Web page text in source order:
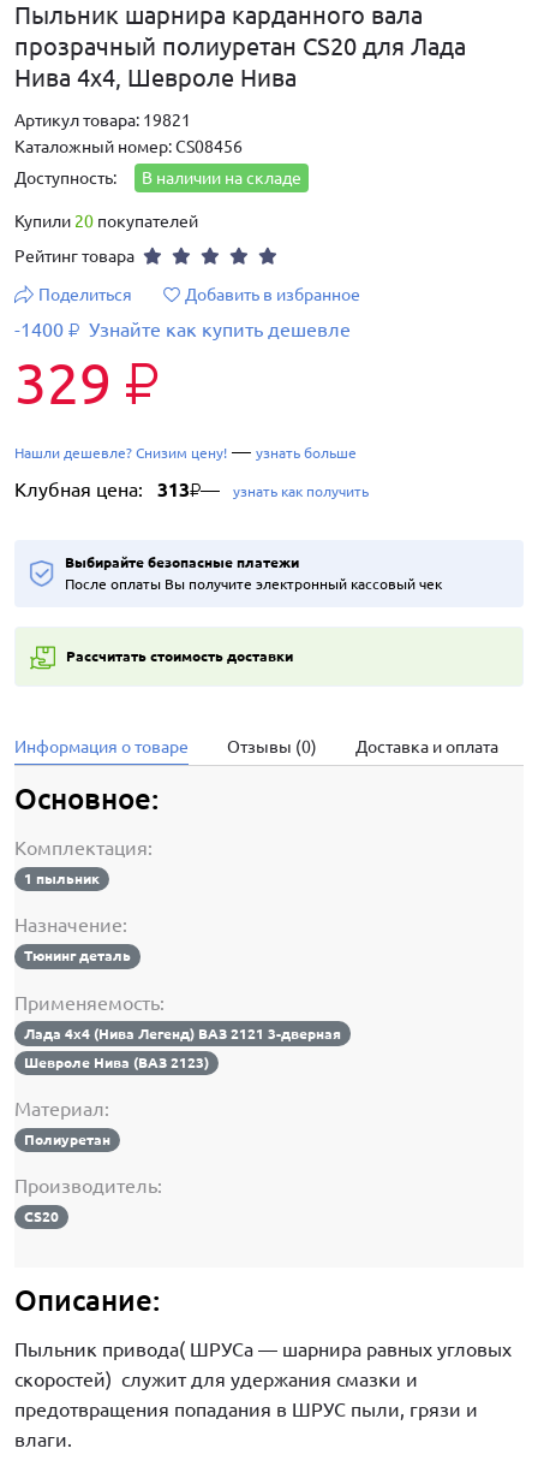
Пыльник шарнира карданного вала
прозрачный полиуретан CS20 для Лада
Нива 4х4, Шевроле Нива
Артикул товара: 19821
Каталожный номер: CS08456
Доступность:
В наличии на складе
Купили 20 покупателей
Рейтинг товара
Поделиться
Добавить в избранное
-1400 ₽ Узнайте как купить дешевле
329 ₽
Нашли дешевле? Снизим цену! — узнать больше
Клубная цена: 313₽— узнать как получить
Выбирайте безопасные платежи
После оплаты Вы получите электронный кассовый чек
Рассчитать стоимость доставки
Информация о товаре Отзывы (0) Доставка и оплата
Основное:
Комплектация:
1 пыльник
Назначение:
Тюнинг деталь
Применяемость:
Лада 4х4 (Нива Легенд) ВАЗ 2121 3-дверная
Шевроле Нива (ВАЗ 2123)
Материал:
Полиуретан
Производитель:
CS20
Описание:
Пыльник привода( ШРУСа — шарнира равных угловых
скоростей) служит для удержания смазки и
предотвращения попадания в ШРУС пыли, грязи и
влаги.